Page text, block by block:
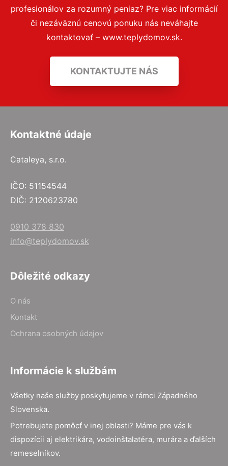
profesionálov za rozumný peniaz? Pre viac informácií
či nezáväznú cenovú ponuku nás neváhajte
kontaktovať – www.teplydomov.sk.
KONTAKTUJTE NÁS
Kontaktné údaje
Cataleya, s.r.o.
IČO: 51154544
DIČ: 2120623780
0910 378 830
info@teplydomov.sk
Dôležité odkazy
O nás
Kontakt
Ochrana osobných údajov
Informácie k službám
Všetky naše služby poskytujeme v rámci Západného
Slovenska.
Potrebujete pomôcť v inej oblasti? Máme pre vás k
dispozícii aj elektrikára, vodoinštalatéra, murára a ďalších
remeselníkov.